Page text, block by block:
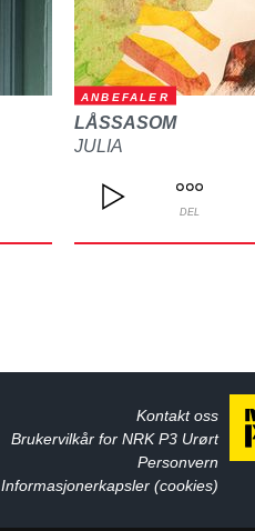
ANBEFALER
LÅSSASOM
JULIA
DEL
Kontakt oss
Brukervilkår for NRK P3 Urørt
Personvern
Informasjonerkapsler (cookies)